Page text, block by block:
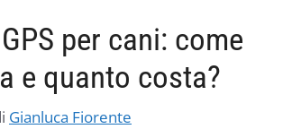
per cani: come
e quanto costa?
Gianluca Fiorente